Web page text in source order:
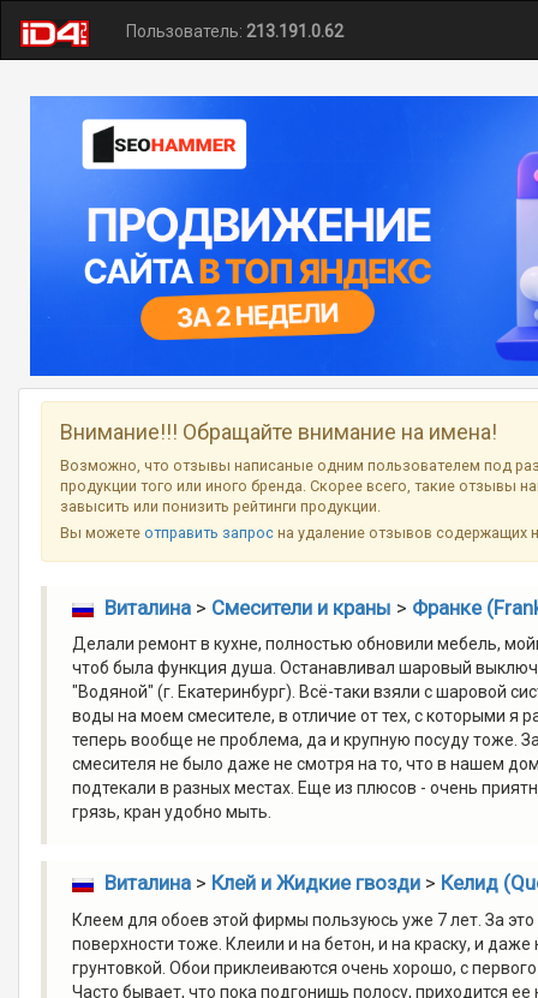
Пользователь: 213.191.0.62
Внимание!!! Обращайте внимание на имена!
Возможно, что отзывы написаные одним пользователем под
продукции того или иного бренда. Скорее всего, такие отзывы
завысить или понизить рейтинги продукции.
Вы можетеотправить запрос на удаление отзывов
Виталина> Смесители и краны > Франке
Делали ремонт в кухне, полностью обновили мебель,
чтоб была функция душа. Останавливал шаровый
"Водяной" (г. Екатеринбург). Всё-таки взяли с шаровой
воды на моем смесителе, в отличие от тех, с которыми
теперь вообще не проблема, да и крупную посуду тоже.
смесителя не было даже не смотря на то, что в нашем
подтекали в разных местах. Еще из плюсов - очень
грязь, кран удобно мыть.
Виталина> Клей и Жидкие гвозди> Келид
Клеем для обоев этой фирмы пользуюсь уже 7 лет. За
поверхности тоже. Клеили и на бетон, и на краску, и
грунтовкой. Обои приклеиваются очень хорошо, с
Часто бывает, что пока подгонишь полосу, приходится